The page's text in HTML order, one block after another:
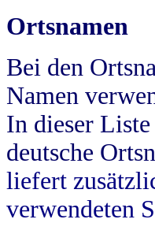
Ortsnamen
Bei den
Namen
In dieser
deutsche
liefert
verwendeten